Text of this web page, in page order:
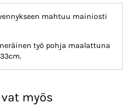
mahtuu mainiosti
työ pohja maalattuna
myös